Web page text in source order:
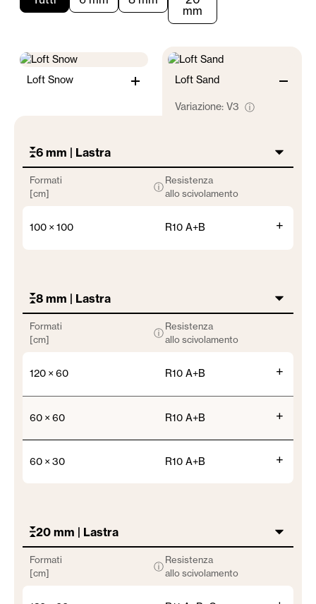
mm
Loft Snow Loft Sand
Variazione: V3 ⓘ
6 mm | Lastra
Formati
[cm]
Resistenza
allo scivolamento
ⓘ
100 × 100 R10 A+B +
8 mm | Lastra
Formati
[cm]
Resistenza
allo scivolamento
ⓘ
120 × 60 R10 A+B +
60 × 60 R10 A+B +
60 × 30 R10 A+B +
20 mm | Lastra
Formati
[cm]
Resistenza
allo scivolamento
ⓘ